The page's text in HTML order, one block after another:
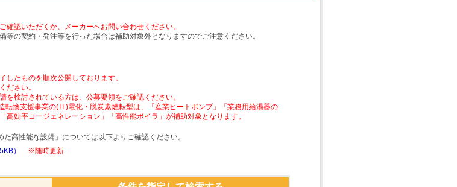
認いただくか、メーカーへお問い合わせください。
の契約・発注等を行った場合は補助対象外となりますのでご注意ください。
たものを順次公開しております。
ださい。
検討されている方は、公募要領をご確認ください。
換支援事業の(Ⅱ)電化・脱炭素燃転型は、「産業ヒートポンプ」「業務用給湯器の
高効率コージェネレーション」「高性能ボイラ」が補助対象となります。
高性能な設備」については以下よりご確認ください。
）
※随時更新